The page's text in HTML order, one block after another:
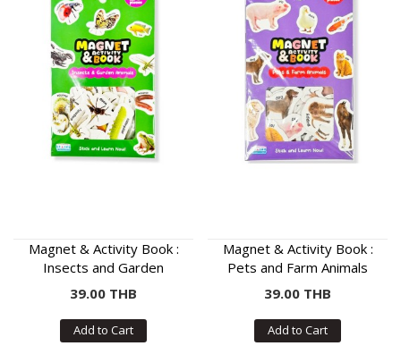
Magnet & Activity Book :
Insects and Garden
Animals
39.00 THB
Add to Cart
Magnet & Activity Book :
Pets and Farm Animals
39.00 THB
Add to Cart